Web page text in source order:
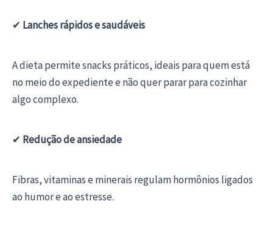
✔ Lanches rápidos e saudáveis
A dieta permite snacks práticos, ideais para quem está
no meio do expediente e não quer parar para cozinhar
algo complexo.
✔ Redução de ansiedade
Fibras, vitaminas e minerais regulam hormônios ligados
ao humor e ao estresse.